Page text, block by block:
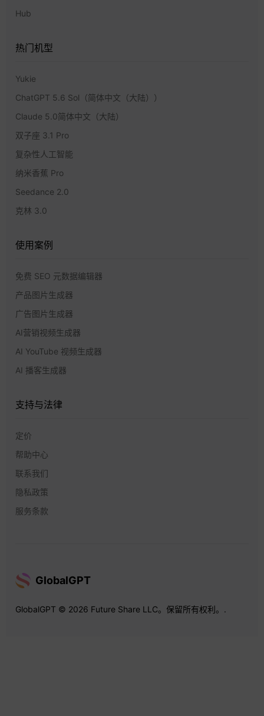
Hub
热门机型
Yukie
ChatGPT 5.6 Sol（简体中文（大陆））
Claude 5.0简体中文（大陆）
双子座 3.1 Pro
复杂性人工智能
纳米香蕉 Pro
Seedance 2.0
克林 3.0
使用案例
免费 SEO 元数据编辑器
产品图片生成器
广告图片生成器
AI营销视频生成器
AI YouTube 视频生成器
AI 播客生成器
支持与法律
定价
帮助中心
联系我们
隐私政策
服务条款
GlobalGPT
GlobalGPT © 2026 Future Share LLC。保留所有权利。.